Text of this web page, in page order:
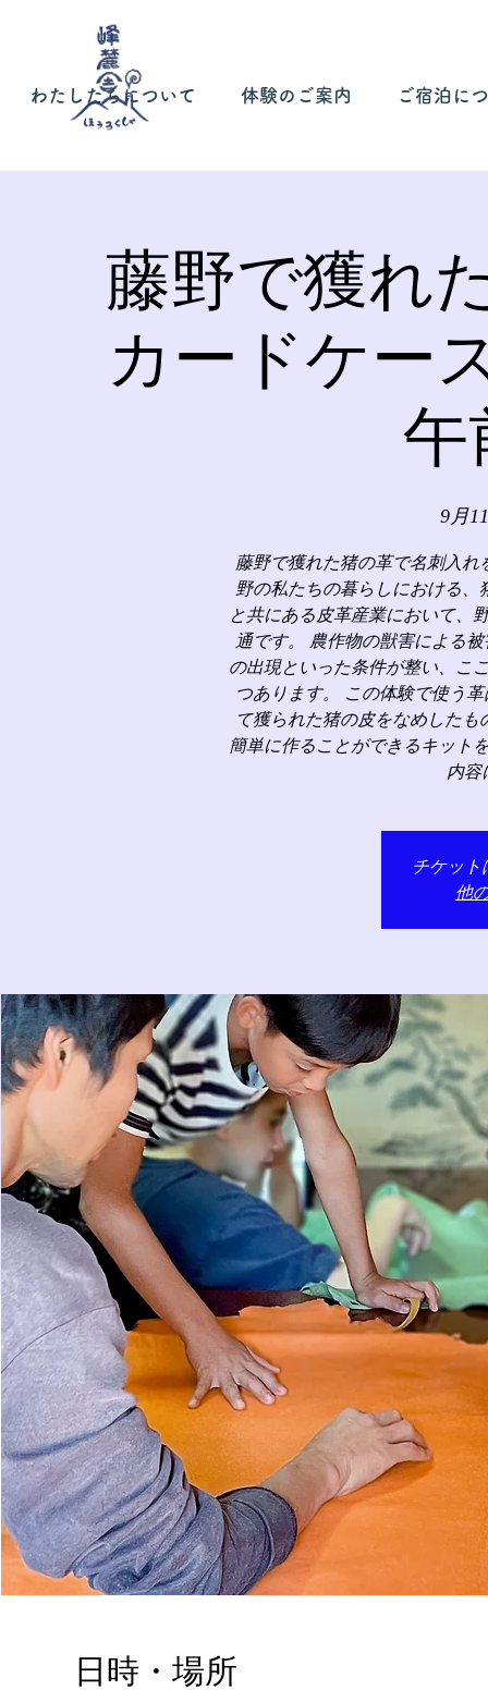
わたしたちについて 体験のご案内 ご宿泊に
藤野で獲れ
カードケー
午
9月
藤野で獲れた猪の革で名刺入
野の私たちの暮らしにおける
と共にある皮革産業において、
通です。 農作物の獣害による
の出現といった条件が整い、こ
つあります。 この体験で使う
て獲られた猪の皮をなめした
簡単に作ることができるキット
内容
チケット
他
日時・場所